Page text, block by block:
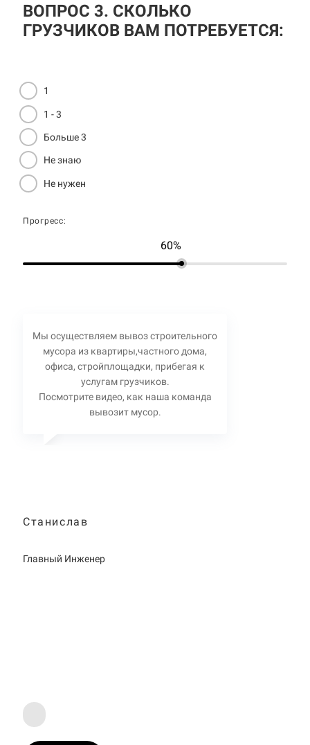
ВОПРОС 3. СКОЛЬКО
ГРУЗЧИКОВ ВАМ ПОТРЕБУЕТСЯ:
1
1 - 3
Больше 3
Не знаю
Не нужен
Прогресс:
60%
Мы осуществляем вывоз строительного
мусора из квартиры,частного дома,
офиса, стройплощадки, прибегая к
услугам грузчиков.
Посмотрите видео, как наша команда
вывозит мусор.
Станислав
Главный Инженер